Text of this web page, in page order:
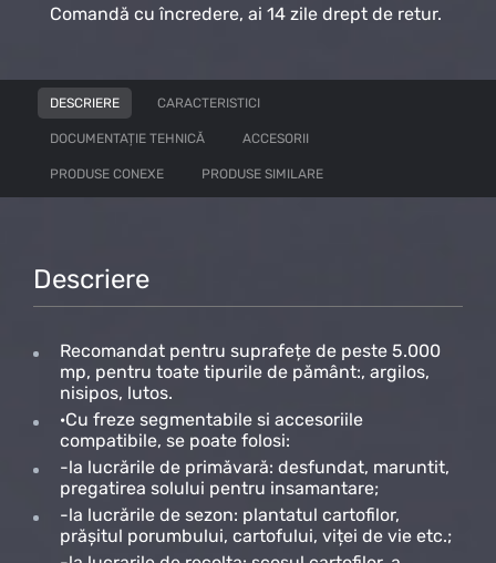
Comandă cu încredere, ai 14 zile drept de retur.
DESCRIERE CARACTERISTICI
DOCUMENTAȚIE TEHNICĂ ACCESORII
PRODUSE CONEXE PRODUSE SIMILARE
Descriere
Recomandat pentru suprafețe de peste 5.000
mp, pentru toate tipurile de pământ:, argilos,
nisipos, lutos.
·Cu freze segmentabile si accesoriile
compatibile, se poate folosi:
-la lucrările de primăvară: desfundat, maruntit,
pregatirea solului pentru insamantare;
-la lucrările de sezon: plantatul cartofilor,
prășitul porumbului, cartofului, viței de vie etc.;